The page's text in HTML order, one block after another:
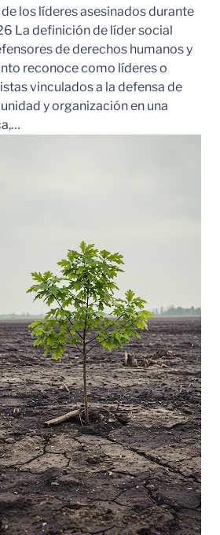
los líderes asesinados durante
La definición de líder social
de derechos humanos y
reconoce como líderes o
vinculados a la defensa de
y organización en una